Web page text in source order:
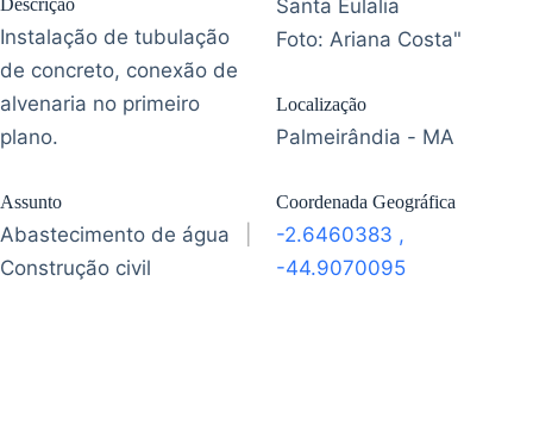
Descrição
Instalação de tubulação
de concreto, conexão de
alvenaria no primeiro
plano.
Assunto
Abastecimento de água
Construção civil
Santa Eulalia
Foto: Ariana Costa"
Localização
Palmeirândia - MA
Coordenada Geográfica
-2.6460383 ,
-44.9070095